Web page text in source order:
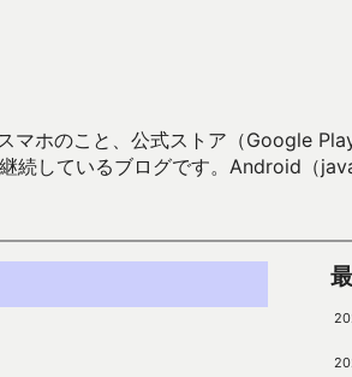
ホのこと、公式ストア（Google
続しているブログです。Android（